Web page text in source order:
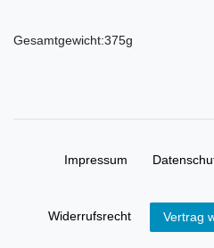
Gesamtgewicht:375g
Impressum
Widerrufs­recht Vertrag